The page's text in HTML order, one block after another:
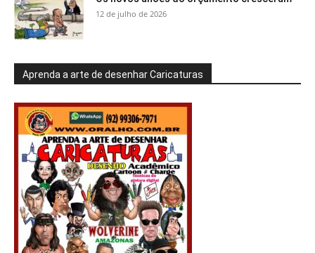
12 de julho de 2026
Aprenda a arte de desenhar Caricaturas